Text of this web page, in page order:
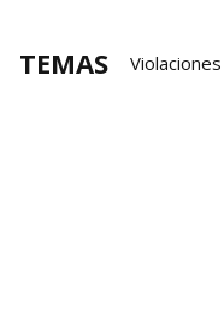
TEMAS
Violaciones